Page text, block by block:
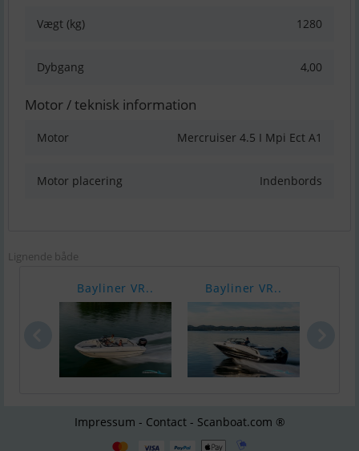
Vægt (kg) 1280
Dybgang 4,00
Motor / teknisk information
Motor Mercruiser 4.5 I Mpi Ect A1
Motor placering Indenbords
Lignende både
Bayliner VR.. Bayliner VR..
Impressum - Contact - Scanboat.com ®